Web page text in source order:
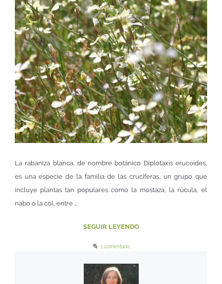
La rabaniza blanca, de nombre botánico Diplotaxis erucoides,
es una especie de la familia de las crucíferas, un grupo que
incluye plantas tan populares como la mostaza, la rúcula, el
nabo o la col, entre …
SEGUIR LEYENDO
1 comentario